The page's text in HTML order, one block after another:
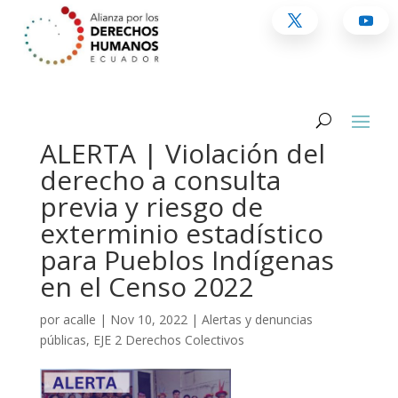
ALERTA | Violación del
derecho a consulta
previa y riesgo de
exterminio estadístico
para Pueblos Indígenas
en el Censo 2022
por acalle | Nov 10, 2022| Alertas y denuncias
públicas, EJE 2 Derechos Colectivos